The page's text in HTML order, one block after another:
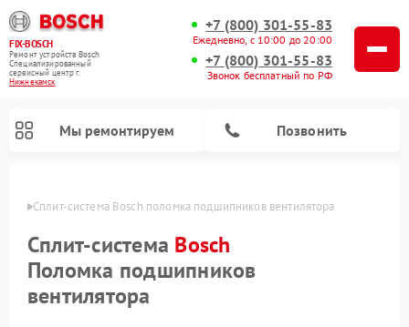
FIX-BOSCH
Ремонт устройств Bosch
Специализированный
cервисный центр г.
Нижнекамск
+7 (800) 301-55-83
Ежедневно, с 10:00 до 20:00
+7 (800) 301-55-83
Звонок бесплатный по РФ
Мы ремонтируем Позвонить
Сплит-система Bosch поломка подшипников вентилятора
Сплит-система Bosch
Поломка подшипников
вентилятора